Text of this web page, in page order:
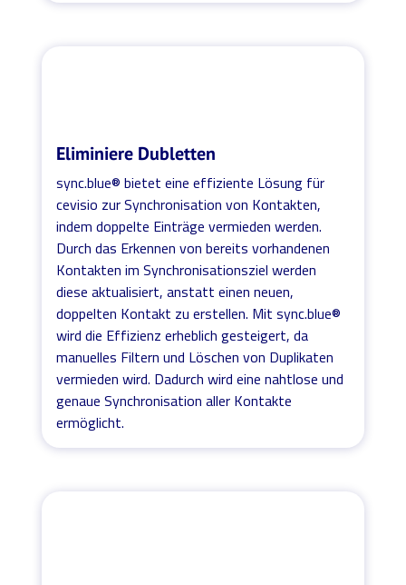
Eliminiere Dubletten
sync.blue® bietet eine effiziente Lösung für
cevisio zur Synchronisation von Kontakten,
indem doppelte Einträge vermieden werden.
Durch das Erkennen von bereits vorhandenen
Kontakten im Synchronisationsziel werden
diese aktualisiert, anstatt einen neuen,
doppelten Kontakt zu erstellen. Mit sync.blue®
wird die Effizienz erheblich gesteigert, da
manuelles Filtern und Löschen von Duplikaten
vermieden wird. Dadurch wird eine nahtlose und
genaue Synchronisation aller Kontakte
ermöglicht.